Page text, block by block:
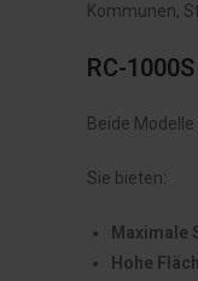
Kommunen,
RC-
Beide
Sie bieten:
Maximale
Hohe